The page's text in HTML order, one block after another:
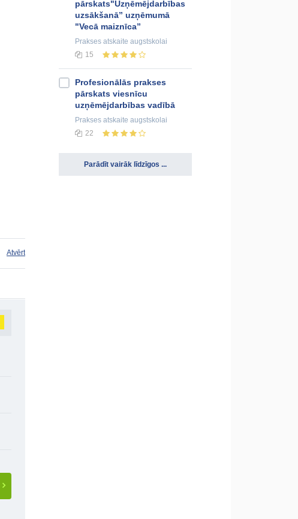
Atvērt
pārskats"Uzņēmējdarbības
uzsākšanā” uzņēmumā
"Vecā maiznīca”
Prakses atskaite augstskolai
15
Profesionālās prakses
pārskats viesnīcu
uzņēmējdarbības vadībā
Prakses atskaite augstskolai
22
Parādīt vairāk līdzīgos ...